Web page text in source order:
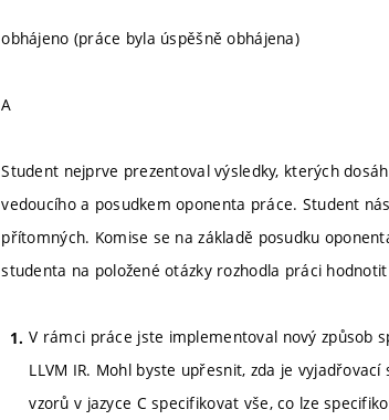
obhájeno (práce byla úspěšně obhájena)
A
Student nejprve prezentoval výsledky, kterých
vedoucího a posudkem oponenta práce. Student
přítomných. Komise se na základě posudku
studenta na položené otázky rozhodla práci
V rámci práce jste implementoval nový způsob
LLVM IR. Mohl byste upřesnit, zda je
vzorů v jazyce C specifikovat vše, co lze